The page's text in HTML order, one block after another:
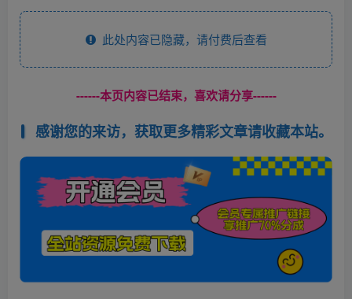
此处内容已隐藏，请付费后查看
------本页内容已结束，喜欢请分享------
感谢您的来访，获取更多精彩文章请收藏本站。